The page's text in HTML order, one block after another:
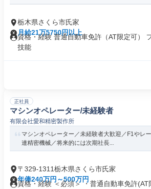
栃木県さくら市氏家
月給21万5750円以上
資格・経験 普通自動車免許（AT限定可）
技能
正社員
マシンオペレーター/未経験者
有限会社愛和精密製作所
マシンオペレーター／未経験者大歓迎／F1やレ
連精密機械／将来的には次期社長...
〒329-1311栃木県さくら市氏家
年俸240万円～500万円
資格・経験 ＜必須＞ ・普通自動車免許